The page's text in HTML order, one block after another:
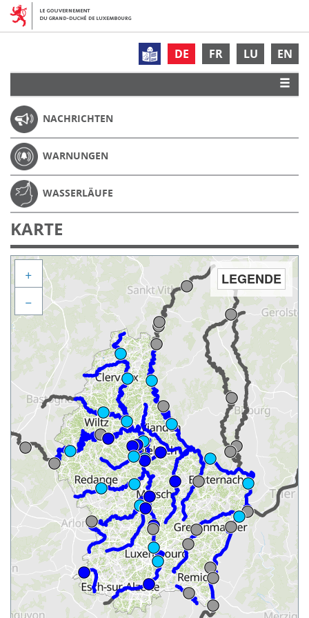
DE FR LU EN
NACHRICHTEN
WARNUNGEN
WASSERLÄUFE
KARTE
LEGENDE
+
−